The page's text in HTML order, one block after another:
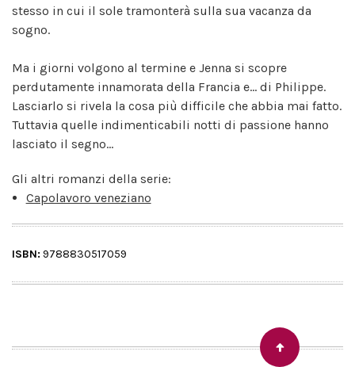
stesso in cui il sole tramonterà sulla sua vacanza da
sogno.
Ma i giorni volgono al termine e Jenna si scopre
perdutamente innamorata della Francia e... di Philippe.
Lasciarlo si rivela la cosa più difficile che abbia mai fatto.
Tuttavia quelle indimenticabili notti di passione hanno
lasciato il segno...
Gli altri romanzi della serie:
Capolavoro veneziano
ISBN: 9788830517059